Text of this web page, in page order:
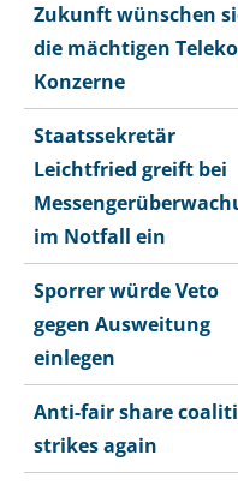
Zukunft wünschen
die mächtigen
Konzerne
Staatssekretär
Leichtfried greift bei
im Notfall ein
Sporrer würde Veto
gegen Ausweitung
einlegen
Anti-fair share
strikes again